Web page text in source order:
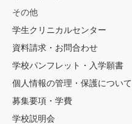
その他
学生クリニカルセンター
資料請求・お問合わせ
学校パンフレット・入学願書
個人情報の管理・保護について
募集要項・学費
学校説明会